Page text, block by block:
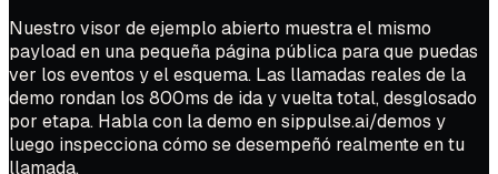
Nuestro visor de ejemplo abierto muestra el mismo
payload en una pequeña página pública para que puedas
ver los eventos y el esquema. Las llamadas reales de la
demo rondan los 800ms de ida y vuelta total, desglosado
por etapa. Habla con la demo ensippulse.ai/demos y
luego inspecciona cómo se desempeñó realmente en tu
llamada.